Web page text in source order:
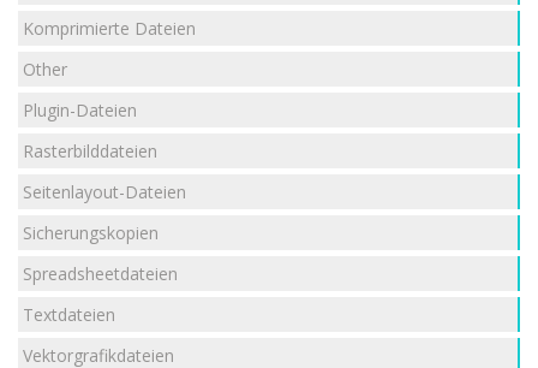
Komprimierte Dateien
Other
Plugin-Dateien
Rasterbilddateien
Seitenlayout-Dateien
Sicherungskopien
Spreadsheetdateien
Textdateien
Vektorgrafikdateien